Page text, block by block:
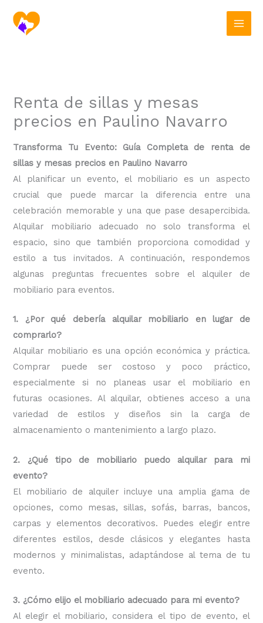
contenido
Renta de sillas y mesas
precios en Paulino Navarro
Transforma Tu Evento: Guía Completa de renta de
sillas y mesas precios en Paulino Navarro
Al planificar un evento, el mobiliario es un aspecto
crucial que puede marcar la diferencia entre una
celebración memorable y una que pase desapercibida.
Alquilar mobiliario adecuado no solo transforma el
espacio, sino que también proporciona comodidad y
estilo a tus invitados. A continuación, respondemos
algunas preguntas frecuentes sobre el alquiler de
mobiliario para eventos.
1. ¿Por qué debería alquilar mobiliario en lugar de
comprarlo?
Alquilar mobiliario es una opción económica y práctica.
Comprar puede ser costoso y poco práctico,
especialmente si no planeas usar el mobiliario en
futuras ocasiones. Al alquilar, obtienes acceso a una
variedad de estilos y diseños sin la carga de
almacenamiento o mantenimiento a largo plazo.
2. ¿Qué tipo de mobiliario puedo alquilar para mi
evento?
El mobiliario de alquiler incluye una amplia gama de
opciones, como mesas, sillas, sofás, barras, bancos,
carpas y elementos decorativos. Puedes elegir entre
diferentes estilos, desde clásicos y elegantes hasta
modernos y minimalistas, adaptándose al tema de tu
evento.
3. ¿Cómo elijo el mobiliario adecuado para mi evento?
Al elegir el mobiliario, considera el tipo de evento, el